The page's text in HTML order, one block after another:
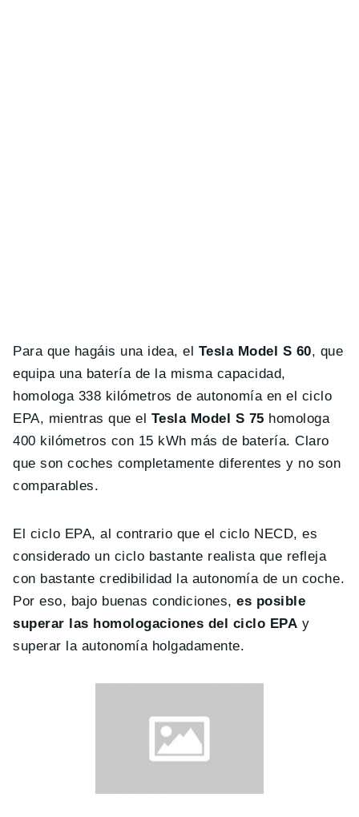
Para que hagáis una idea, el Tesla Model S 60, que
equipa una batería de la misma capacidad,
homologa 338 kilómetros de autonomía en el ciclo
EPA, mientras que el Tesla Model S 75 homologa
400 kilómetros con 15 kWh más de batería. Claro
que son coches completamente diferentes y no son
comparables.
El ciclo EPA, al contrario que el ciclo NECD, es
considerado un ciclo bastante realista que refleja
con bastante credibilidad la autonomía de un coche.
Por eso, bajo buenas condiciones,es posible
superar las homologaciones del ciclo EPA y
superar la autonomía holgadamente.